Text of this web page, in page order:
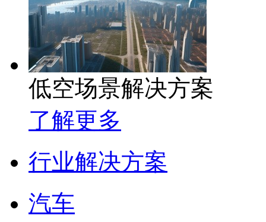
低空场景解决方案
了解更多
行业解决方案
汽车